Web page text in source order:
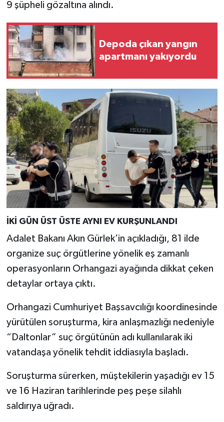
9 şüpheli gözaltına alındı.
Depoda çıkan yangın
apartmanı yakıyordu
İKİ GÜN ÜST ÜSTE AYNI EV KURŞUNLANDI
Adalet Bakanı Akın Gürlek’in açıkladığı, 81 ilde
organize suç örgütlerine yönelik eş zamanlı
operasyonların Orhangazi ayağında dikkat çeken
detaylar ortaya çıktı.
Orhangazi Cumhuriyet Başsavcılığı koordinesinde
yürütülen soruşturma, kira anlaşmazlığı nedeniyle
“Daltonlar” suç örgütünün adı kullanılarak iki
vatandaşa yönelik tehdit iddiasıyla başladı.
Soruşturma sürerken, müştekilerin yaşadığı ev 15
ve 16 Haziran tarihlerinde peş peşe silahlı
saldırıya uğradı.